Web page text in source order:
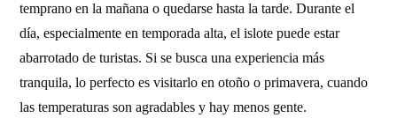
temprano en la mañana o quedarse hasta la tarde. Durante el
día, especialmente en temporada alta, el islote puede estar
abarrotado de turistas. Si se busca una experiencia más
tranquila, lo perfecto es visitarlo en otoño o primavera, cuando
las temperaturas son agradables y hay menos gente.